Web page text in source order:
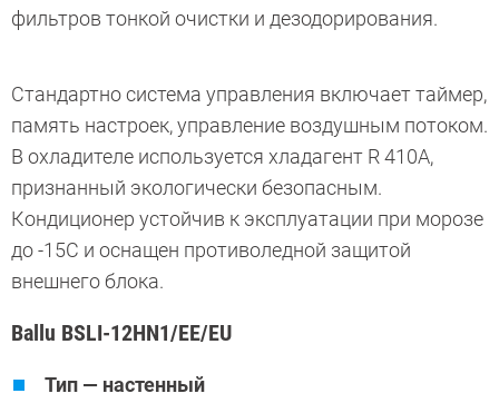
фильтров тонкой очистки и дезодорирования.
Стандартно система управления включает таймер,
память настроек, управление воздушным потоком.
В охладителе используется хладагент R 410A,
признанный экологически безопасным.
Кондиционер устойчив к эксплуатации при морозе
до -15С и оснащен противоледной защитой
внешнего блока.
Ballu BSLI-12HN1/EE/EU
Тип — настенный